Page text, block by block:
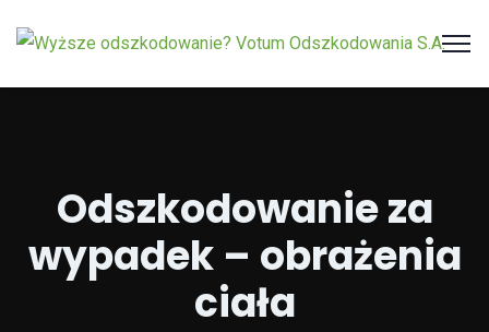
Odszkodowanie za
wypadek – obrażenia
ciała